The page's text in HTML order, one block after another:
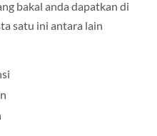
bakal anda dapatkan di
satu ini antara lain